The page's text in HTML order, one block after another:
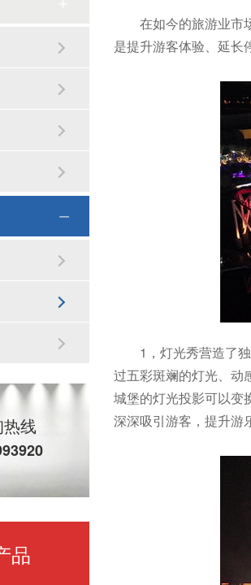
在如今的旅游业市
是提升游客体验、延长
1，灯光秀营造了
过五彩斑斓的灯光、动
城堡的灯光投影可以变
深深吸引游客，提升游
线
品